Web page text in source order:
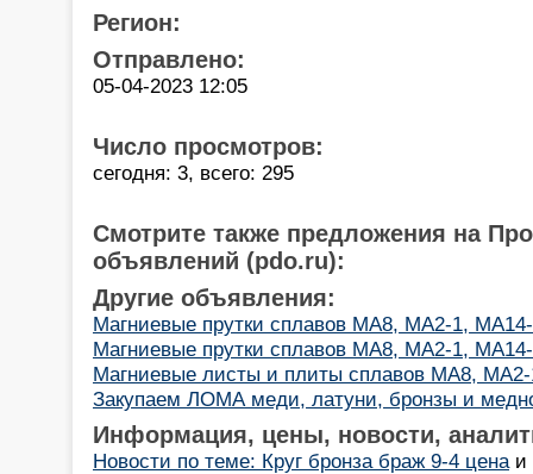
Регион:
Отправлено:
05-04-2023 12:05
Число просмотров:
сегодня: 3, всего: 295
Смотрите также предложения на
объявлений (pdo.ru):
Другие объявления:
Магниевые прутки сплавов МА8, МА2-1,
Магниевые прутки сплавов МА8, МА2-1,
Магниевые листы и плиты сплавов МА8,
Закупаем ЛОМА меди, латуни, бронзы и
Информация, цены, новости,
Новости по теме: Круг бронза браж 9-4 цена и